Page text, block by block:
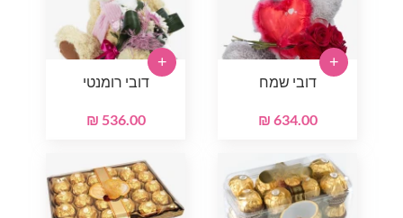
דובי שמח
634.00 ₪
+
דובי רומנטי
536.00 ₪
+